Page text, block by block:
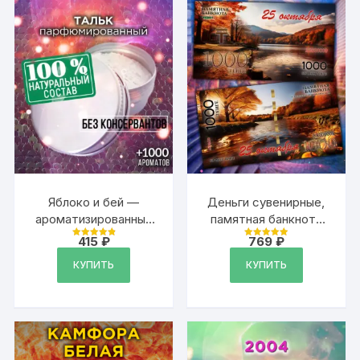
унисекс
Яблоко и бей —
ароматизированный
тальк для тела
Оценка
415 ₽
КУПИТЬ
Деньги сувенирные,
памятная банкнота
1000 тенге
Оценка
769 ₽
КУПИТЬ